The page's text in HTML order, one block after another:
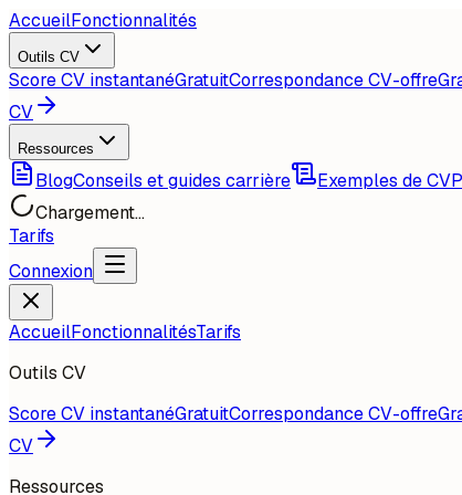
AccueilFonctionnalités
Outils CV
Score CV instantanéGratuitCorrespondance CV-offre
CV
Ressources
BlogConseils et guides carrière Exemples de CV
Chargement...
Tarifs
Connexion
AccueilFonctionnalitésTarifs
Outils CV
Score CV instantanéGratuitCorrespondance CV-offre
CV
Ressources